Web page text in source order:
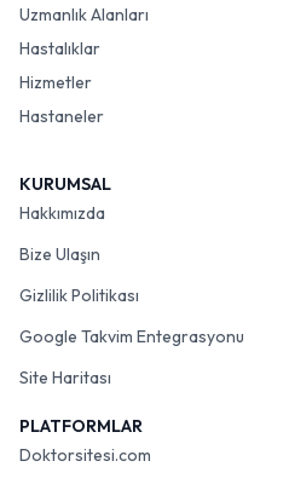
Uzmanlık Alanları
Hastalıklar
Hizmetler
Hastaneler
KURUMSAL
Hakkımızda
Bize Ulaşın
Gizlilik Politikası
Google Takvim Entegrasyonu
Site Haritası
PLATFORMLAR
Doktorsitesi.com